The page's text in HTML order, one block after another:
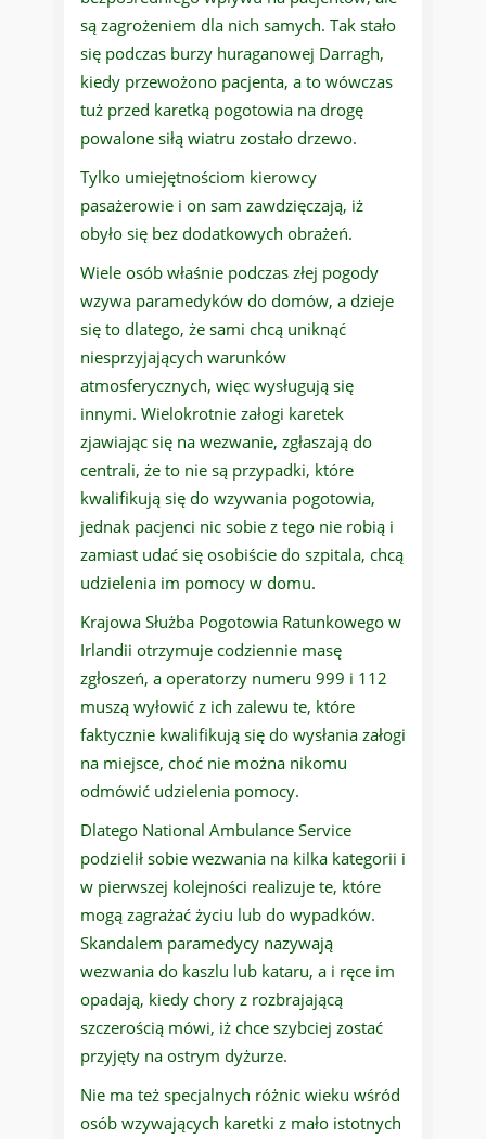
są zagrożeniem dla nich samych. Tak stało
się podczas burzy huraganowej Darragh,
kiedy przewożono pacjenta, a to wówczas
tuż przed karetką pogotowia na drogę
powalone siłą wiatru zostało drzewo.
Tylko umiejętnościom kierowcy
pasażerowie i on sam zawdzięczają, iż
obyło się bez dodatkowych obrażeń.
Wiele osób właśnie podczas złej pogody
wzywa paramedyków do domów, a dzieje
się to dlatego, że sami chcą uniknąć
niesprzyjających warunków
atmosferycznych, więc wysługują się
innymi. Wielokrotnie załogi karetek
zjawiając się na wezwanie, zgłaszają do
centrali, że to nie są przypadki, które
kwalifikują się do wzywania pogotowia,
jednak pacjenci nic sobie z tego nie robią i
zamiast udać się osobiście do szpitala, chcą
udzielenia im pomocy w domu.
Krajowa Służba Pogotowia Ratunkowego w
Irlandii otrzymuje codziennie masę
zgłoszeń, a operatorzy numeru 999 i 112
muszą wyłowić z ich zalewu te, które
faktycznie kwalifikują się do wysłania załogi
na miejsce, choć nie można nikomu
odmówić udzielenia pomocy.
Dlatego National Ambulance Service
podzielił sobie wezwania na kilka kategorii i
w pierwszej kolejności realizuje te, które
mogą zagrażać życiu lub do wypadków.
Skandalem paramedycy nazywają
wezwania do kaszlu lub kataru, a i ręce im
opadają, kiedy chory z rozbrajającą
szczerością mówi, iż chce szybciej zostać
przyjęty na ostrym dyżurze.
Nie ma też specjalnych różnic wieku wśród
osób wzywających karetki z mało istotnych